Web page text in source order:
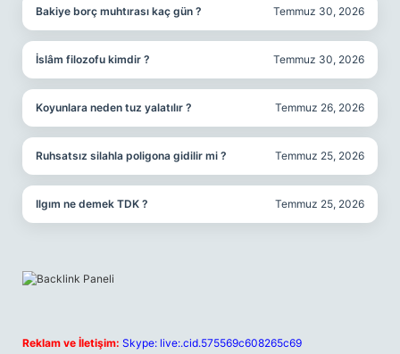
Bakiye borç muhtırası kaç gün ? Temmuz 30, 2026
İslâm filozofu kimdir ? Temmuz 30, 2026
Koyunlara neden tuz yalatılır ? Temmuz 26, 2026
Ruhsatsız silahla poligona gidilir mi ? Temmuz 25, 2026
Ilgım ne demek TDK ? Temmuz 25, 2026
Reklam ve İletişim: Skype: live:.cid.575569c608265c69